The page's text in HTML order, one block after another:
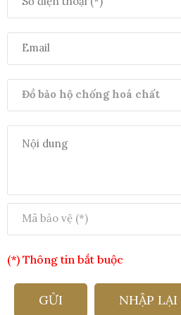
(*) Thông tin bắt buộc
GỬI NHẬP LẠI